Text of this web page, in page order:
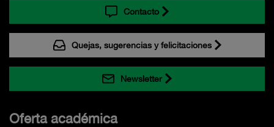
Contacto
Quejas, sugerencias y felicitaciones
Newsletter
Oferta académica